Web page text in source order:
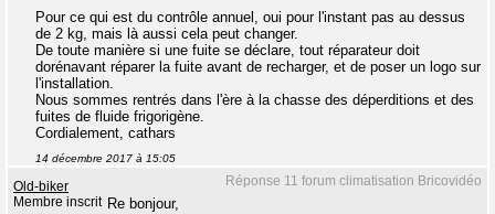
Pour ce qui est du contrôle annuel, oui pour l'instant pas au dessus
de 2 kg, mais là aussi cela peut changer.
De toute manière si une fuite se déclare, tout réparateur doit
dorénavant réparer la fuite avant de recharger, et de poser un logo sur
l'installation.
Nous sommes rentrés dans l'ère à la chasse des déperditions et des
fuites de fluide frigorigène.
Cordialement, cathars
14 décembre 2017 à 15:05
Réponse 11 forum climatisation Bricovidéo
Old-biker
Membre inscrit Re bonjour,